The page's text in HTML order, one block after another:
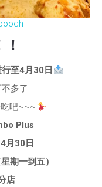
至4月30日
多了
吧~~~
Plus
月30日
期一到五）
店